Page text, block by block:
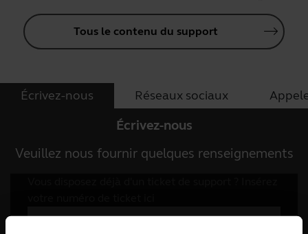
Tous le contenu du support
Écrivez-nous Réseaux sociaux
Écrivez-nous
Veuillez nous fournir quelques renseignements